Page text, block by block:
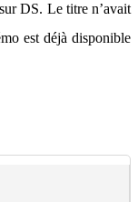
DS. Le titre n’avait
est déjà disponible